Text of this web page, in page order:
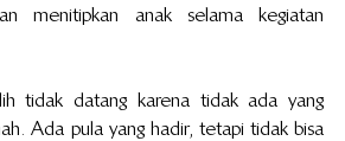
menitipkan anak selama kegiatan
tidak datang karena tidak ada yang
Ada pula yang hadir, tetapi tidak bisa